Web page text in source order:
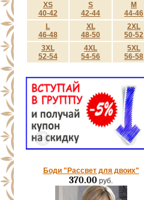
XS
40-42
S
42-44
M
44-46
L
46-48
XL
48-50
2XL
50-52
3XL
52-54
4XL
54-56
5XL
56-58
Боди "Рассвет для двоих"
370.00 руб.